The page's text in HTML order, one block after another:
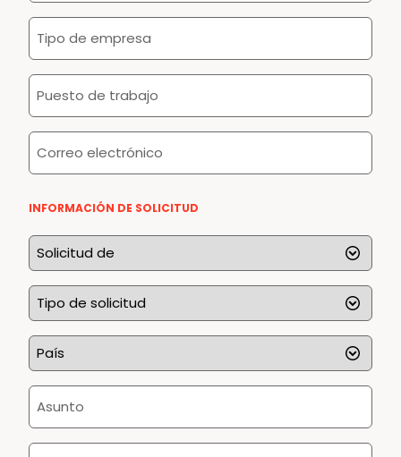
Tipo
de
empresa
*
Puesto
de
trabajo
*
Correo
electrónico
INFORMACIÓN DE SOLICITUD
Solicitud
de
*
Tipo
de
solicitud
*
País
*
Asunto
Información